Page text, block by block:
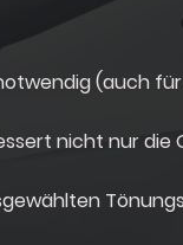
(auch
nicht nur die